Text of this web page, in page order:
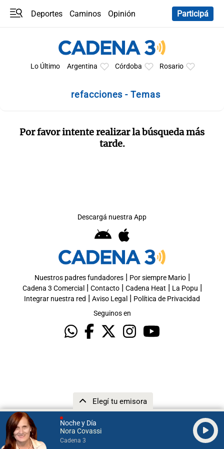
Noche y Día
Nora Covassi
Cadena 3
Elegí tu emisora
Deportes Caminos
Opinión
Participá
Lo Último Argentina Córdoba Rosario
refacciones - Temas
Por favor intente realizar la búsqueda más
tarde.
Descargá nuestra App
Nuestros padres fundadores| Por siempre Mario|
Cadena 3 Comercial | Contacto| Cadena Heat | La Popu |
Integrar nuestra red | Aviso Legal | Política de Privacidad
Seguinos en